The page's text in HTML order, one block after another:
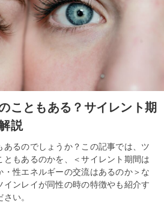
こともある？サイレント期
説
あるのでしょうか？この記事では、ツ
ともあるのかを、＜サイレント期間は
・性エネルギーの交流はあるのか＞な
インレイが同性の時の特徴やも紹介す
い。